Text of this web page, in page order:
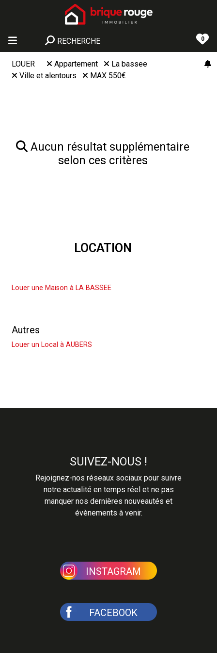
RECHERCHE 0
LOUER Appartement
La bassee
Ville et alentours
MAX 550€
Aucun résultat supplémentaire
selon ces critères
LOCATION
Louer une Maison à LA BASSEE
Autres
Louer un Local à AUBERS
SUIVEZ-NOUS !
Rejoignez-nos réseaux sociaux pour suivre
notre actualité en temps réel et ne pas
manquer nos dernières nouveautés et
évènements à venir.
INSTAGRAM
FACEBOOK